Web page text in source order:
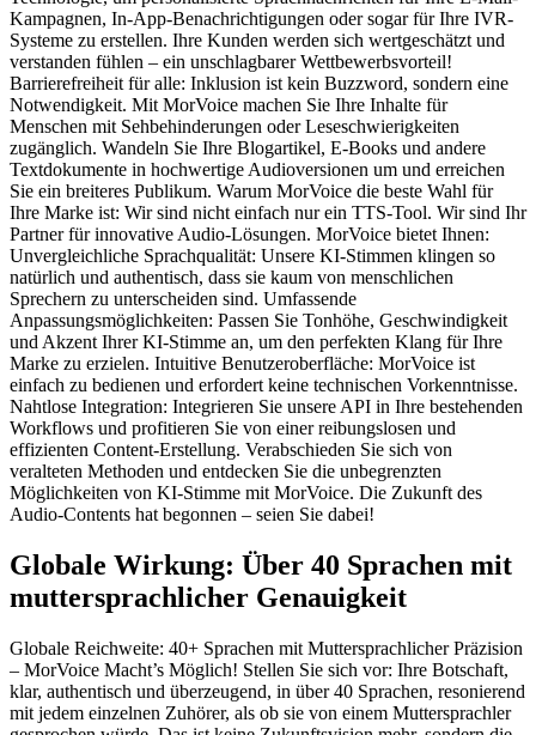
Kampagnen, In-App-Benachrichtigungen oder sogar für Ihre IVR-
Systeme zu erstellen. Ihre Kunden werden sich wertgeschätzt und
verstanden fühlen – ein unschlagbarer Wettbewerbsvorteil!
Barrierefreiheit für alle: Inklusion ist kein Buzzword, sondern eine
Notwendigkeit. Mit MorVoice machen Sie Ihre Inhalte für
Menschen mit Sehbehinderungen oder Leseschwierigkeiten
zugänglich. Wandeln Sie Ihre Blogartikel, E-Books und andere
Textdokumente in hochwertige Audioversionen um und erreichen
Sie ein breiteres Publikum. Warum MorVoice die beste Wahl für
Ihre Marke ist: Wir sind nicht einfach nur ein TTS-Tool. Wir sind Ihr
Partner für innovative Audio-Lösungen. MorVoice bietet Ihnen:
Unvergleichliche Sprachqualität: Unsere KI-Stimmen klingen so
natürlich und authentisch, dass sie kaum von menschlichen
Sprechern zu unterscheiden sind. Umfassende
Anpassungsmöglichkeiten: Passen Sie Tonhöhe, Geschwindigkeit
und Akzent Ihrer KI-Stimme an, um den perfekten Klang für Ihre
Marke zu erzielen. Intuitive Benutzeroberfläche: MorVoice ist
einfach zu bedienen und erfordert keine technischen Vorkenntnisse.
Nahtlose Integration: Integrieren Sie unsere API in Ihre bestehenden
Workflows und profitieren Sie von einer reibungslosen und
effizienten Content-Erstellung. Verabschieden Sie sich von
veralteten Methoden und entdecken Sie die unbegrenzten
Möglichkeiten von KI-Stimme mit MorVoice. Die Zukunft des
Audio-Contents hat begonnen – seien Sie dabei!
Globale Wirkung: Über 40 Sprachen mit
muttersprachlicher Genauigkeit
Globale Reichweite: 40+ Sprachen mit Muttersprachlicher Präzision
– MorVoice Macht’s Möglich! Stellen Sie sich vor: Ihre Botschaft,
klar, authentisch und überzeugend, in über 40 Sprachen, resonierend
mit jedem einzelnen Zuhörer, als ob sie von einem Muttersprachler